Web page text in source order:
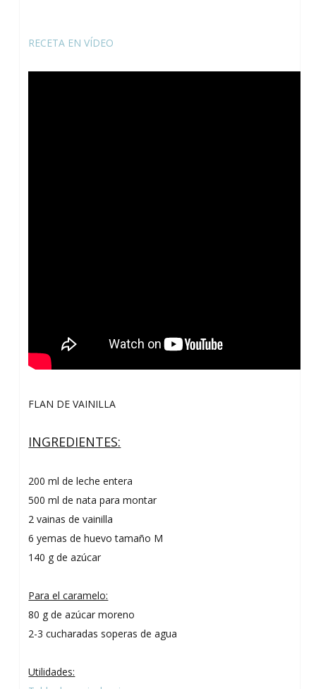
RECETA EN VÍDEO
FLAN DE VAINILLA
INGREDIENTES:
200 ml de leche entera
500 ml de nata para montar
2 vainas de vainilla
6 yemas de huevo tamaño M
140 g de azúcar
Para el caramelo:
80 g de azúcar moreno
2-3 cucharadas soperas de agua
Utilidades: